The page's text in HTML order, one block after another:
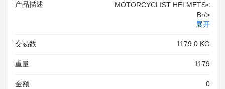
产品描述
MOTORCYCLIST HELMETS<
Br/>
展开
交易数 1179.0 KG
重量 1179
金额 0